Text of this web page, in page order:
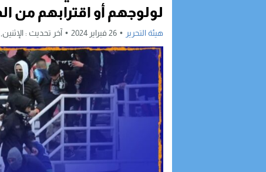
لولوجهم أو اقترابهم من
هيئة التحرير 26 فبراير 2024 آخر تحديث : الإثنين, 26 فبراير, 2024 - 12:33 صباحًا